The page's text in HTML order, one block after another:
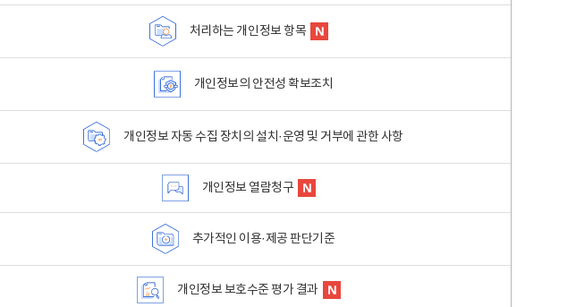
처리하는 개인정보 항목
개인정보의 안전성 확보조치
개인정보 자동 수집 장치의 설치·운영 및 거부에 관한 사항
개인정보 열람청구
추가적인 이용·제공 판단기준
개인정보 보호수준 평가 결과